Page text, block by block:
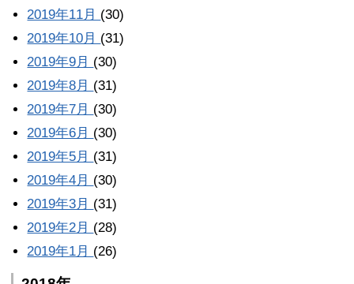
2019年11月 (30)
2019年10月 (31)
2019年9月 (30)
2019年8月 (31)
2019年7月 (30)
2019年6月 (30)
2019年5月 (31)
2019年4月 (30)
2019年3月 (31)
2019年2月 (28)
2019年1月 (26)